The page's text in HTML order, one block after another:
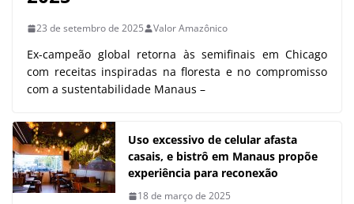
23 de setembro de 2025 Valor Amazônico
Ex-campeão global retorna às semifinais em Chicago
com receitas inspiradas na floresta e no compromisso
com a sustentabilidade Manaus –
Uso excessivo de celular afasta
casais, e bistrô em Manaus propõe
experiência para reconexão
18 de março de 2025